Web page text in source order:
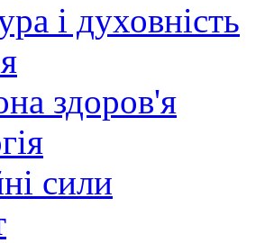
і духовність
здоров'я
сили